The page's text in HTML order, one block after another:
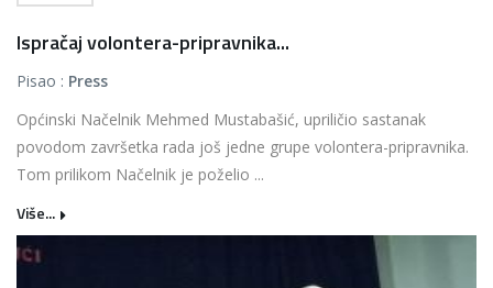
Ispračaj volontera-pripravnika...
Pisao : Press
Općinski Načelnik Mehmed Mustabašić, upriličio sastanak
povodom završetka rada još jedne grupe volontera-pripravnika.
Tom prilikom Načelnik je poželio ...
Više...